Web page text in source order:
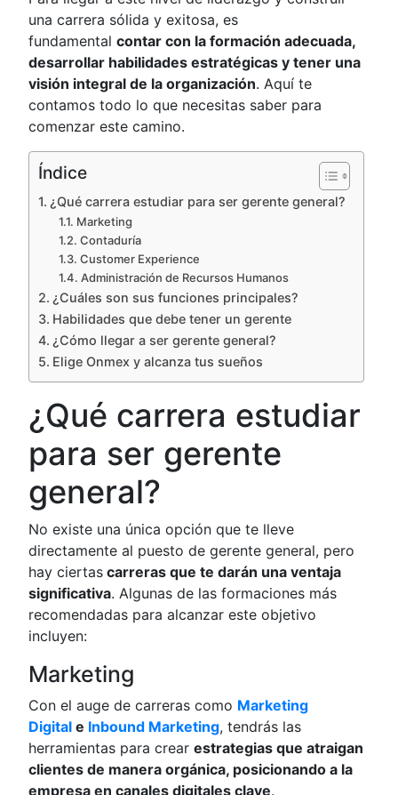
una carrera sólida y exitosa, es
fundamentalcontar con la formación adecuada,
desarrollar habilidades estratégicas y tener una
visión integral de la organización. Aquí te
contamos todo lo que necesitas saber para
comenzar este camino.
Índice
¿Qué carrera estudiar para ser gerente general?
Marketing
Contaduría
Customer Experience
Administración de Recursos Humanos
¿Cuáles son sus funciones principales?
Habilidades que debe tener un gerente
¿Cómo llegar a ser gerente general?
Elige Onmex y alcanza tus sueños
¿Qué carrera estudiar
para ser gerente
general?
No existe una única opción que te lleve
directamente al puesto de gerente general, pero
hay ciertas carreras que te darán una ventaja
significativa. Algunas de las formaciones más
recomendadas para alcanzar este objetivo
incluyen:
Marketing
Con el auge de carreras como Marketing
Digital e Inbound Marketing, tendrás las
herramientas para crearestrategias que atraigan
clientes de manera orgánica, posicionando a la
empresa en canales digitales clave.